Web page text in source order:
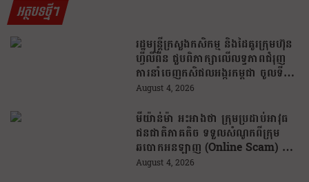
អត្ថបទថ្មីៗ
រដ្ឋមន្រ្តីក្រសួងកសិកម្ម និងដៃគូរក្រុមហ៊ុន
ហ្វីលីពីន ជួបពិភាក្សាលើលទ្ធភាពជំរុញ
ការនាំចេញកសិផលអង្ករកម្ពុជា ចូលទី
ផ្សារហ្វីលីពីន
August 4, 2026
មីយ៉ាន់ម៉ា អះអាងថា ក្រុមប្រដាប់អាវុធ
ជនជាតិភាគតិច ទទួលសំណូកពីក្រុម
ឆបោកអនឡាញ (Online Scam) ជា
ថ្នូរនឹងការជួយរត់ចូលប្រទេសថៃ!
August 4, 2026